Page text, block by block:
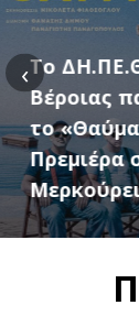
Οι
Band και
Μουσικό
Δήμου
‹